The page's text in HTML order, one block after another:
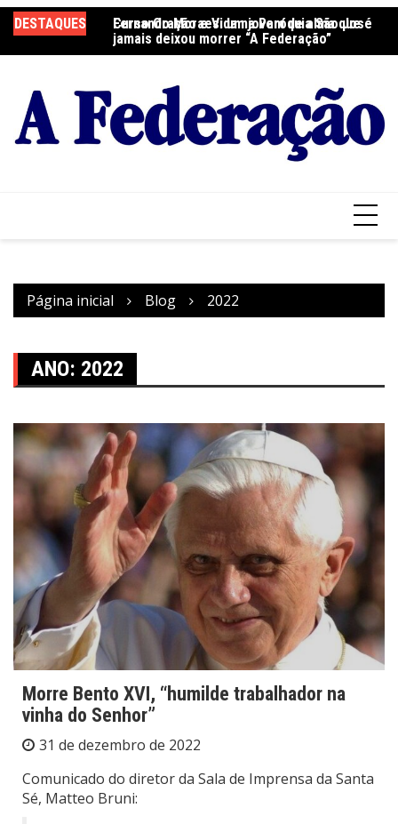
para
o
DESTAQUES
Fernando Moraes: um jovem de alma que
jamais deixou morrer “A Federação”
Curso Oração e Vida na Paróquia São José
Página inicial Blog 2022
ANO: 2022
Morre Bento XVI, “humilde trabalhador na
vinha do Senhor”
31 de dezembro de 2022
Comunicado do diretor da Sala de Imprensa da Santa
Sé, Matteo Bruni: